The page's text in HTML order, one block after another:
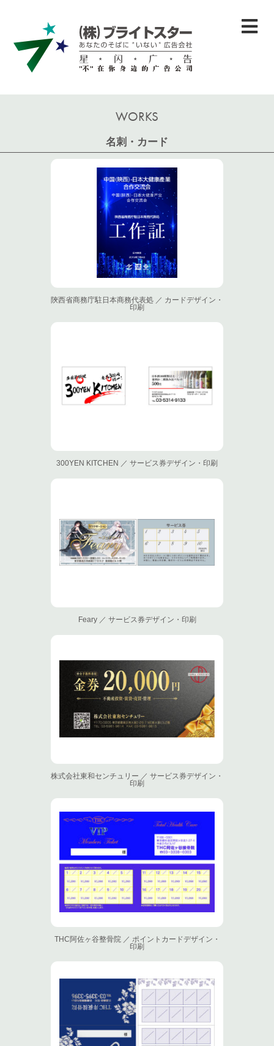
WORKS
名刺・カード
陝西省商務庁駐日本商務代表処 ／ カードデザイン・
印刷
300YEN KITCHEN ／ サービス券デザイン・印刷
Feary ／ サービス券デザイン・印刷
株式会社東和センチュリー ／ サービス券デザイン・
印刷
THC阿佐ヶ谷整骨院 ／ ポイントカードデザイン・
印刷